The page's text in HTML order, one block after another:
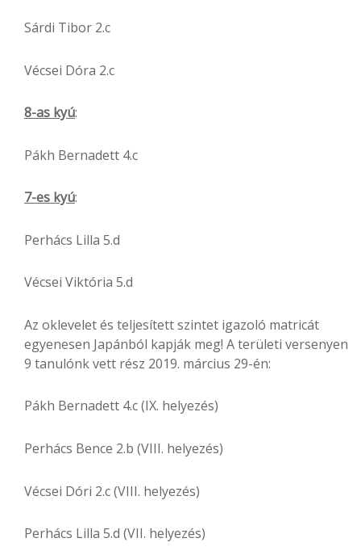
Sárdi Tibor 2.c
Vécsei Dóra 2.c
8-as kyú:
Pákh Bernadett 4.c
7-es kyú:
Perhács Lilla 5.d
Vécsei Viktória 5.d
Az oklevelet és teljesített szintet igazoló matricát
egyenesen Japánból kapják meg! A területi versenyen
9 tanulónk vett rész 2019. március 29-én:
Pákh Bernadett 4.c (IX. helyezés)
Perhács Bence 2.b (VIII. helyezés)
Vécsei Dóri 2.c (VIII. helyezés)
Perhács Lilla 5.d (VII. helyezés)